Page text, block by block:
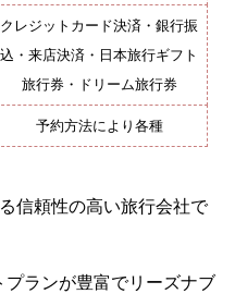
クレジットカード決済・銀行振
込・来店決済・日本旅行ギフト
旅行券・ドリーム旅行券
予約方法により各種
信頼性の高い旅行会社で
ランが豊富でリーズナブ